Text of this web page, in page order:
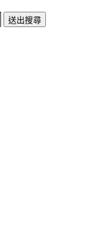
送出搜尋